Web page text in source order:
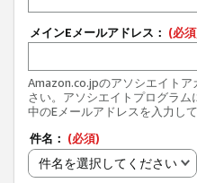
メインEメールアドレス： (必
Amazon.co.jpのアソシエイト
さい。アソシエイトプログラ
中のEメールアドレスを入力して
件名： (必須)
件名を選択してください